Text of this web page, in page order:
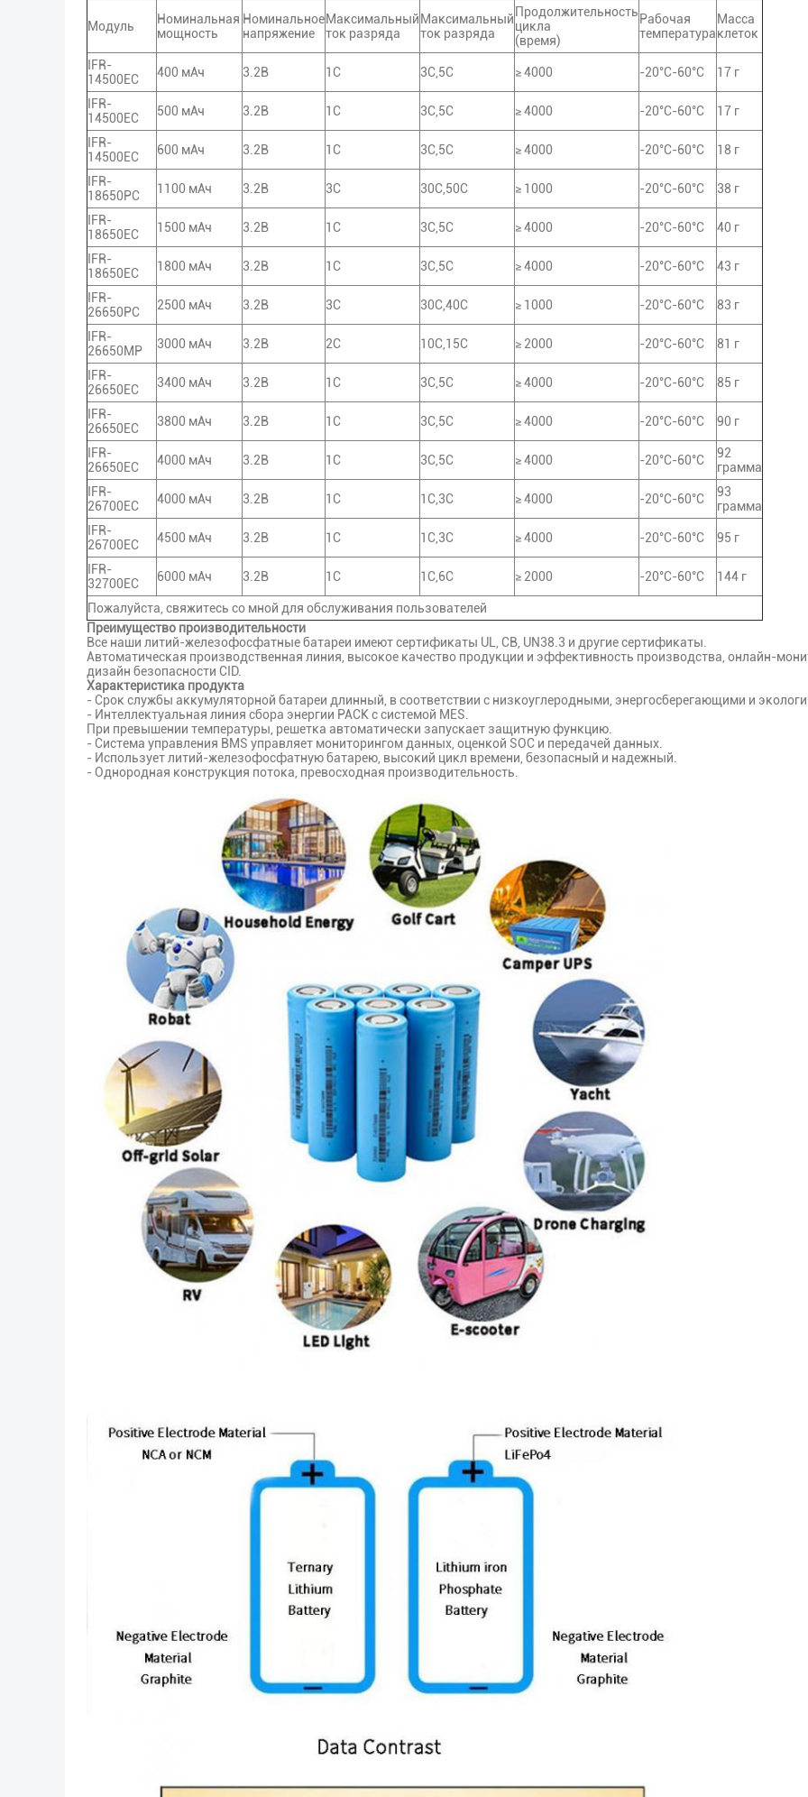
Модуль
Номинальная
мощность
Номинальное
напряжение
Максимальный
ток разряда
Максимальный
ток разряда
Продолжительность
цикла
(время)
Рабочая
температура
Масса
клеток
IFR-
14500EC
400 мАч 3.2В 1С 3C,5C ≥ 4000 -20°C-60°C 17 г
IFR-
14500EC
500 мАч 3.2В 1С 3C,5C ≥ 4000 -20°C-60°C 17 г
IFR-
14500EC
600 мАч 3.2В 1С 3C,5C ≥ 4000 -20°C-60°C 18 г
IFR-
18650PC
1100 мАч 3.2В 3С 30C,50C ≥ 1000 -20°C-60°C 38 г
IFR-
18650EC
1500 мАч 3.2В 1С 3C,5C ≥ 4000 -20°C-60°C 40 г
IFR-
18650EC
1800 мАч 3.2В 1С 3C,5C ≥ 4000 -20°C-60°C 43 г
IFR-
26650PC
2500 мАч 3.2В 3С 30C,40C ≥ 1000 -20°C-60°C 83 г
IFR-
26650MP
3000 мАч 3.2В 2С 10C,15C ≥ 2000 -20°C-60°C 81 г
IFR-
26650EC
3400 мАч 3.2В 1С 3C,5C ≥ 4000 -20°C-60°C 85 г
IFR-
26650EC
3800 мАч 3.2В 1С 3C,5C ≥ 4000 -20°C-60°C 90 г
IFR-
26650EC
4000 мАч 3.2В 1С 3C,5C ≥ 4000 -20°C-60°C
92
грамма
IFR-
26700EC
4000 мАч 3.2В 1С 1С,3С ≥ 4000 -20°C-60°C
93
грамма
IFR-
26700EC
4500 мАч 3.2В 1С 1С,3С ≥ 4000 -20°C-60°C 95 г
IFR-
32700EC
6000 мАч 3.2В 1С 1С,6С ≥ 2000 -20°C-60°C 144 г
Пожалуйста, свяжитесь со мной для обслуживания пользователей
Преимущество производительности
Все наши литий-железофосфатные батареи имеют сертификаты UL, CB, UN38.3 и другие сертификаты.
Автоматическая производственная линия, высокое качество продукции и эффективность производства, онлайн-
дизайн безопасности CID.
Характеристика продукта
- Срок службы аккумуляторной батареи длинный, в соответствии с низкоуглеродными, энергосберегающими и
- Интеллектуальная линия сбора энергии PACK с системой MES.
При превышении температуры, решетка автоматически запускает защитную функцию.
- Система управления BMS управляет мониторингом данных, оценкой SOC и передачей данных.
- Использует литий-железофосфатную батарею, высокий цикл времени, безопасный и надежный.
- Однородная конструкция потока, превосходная производительность.